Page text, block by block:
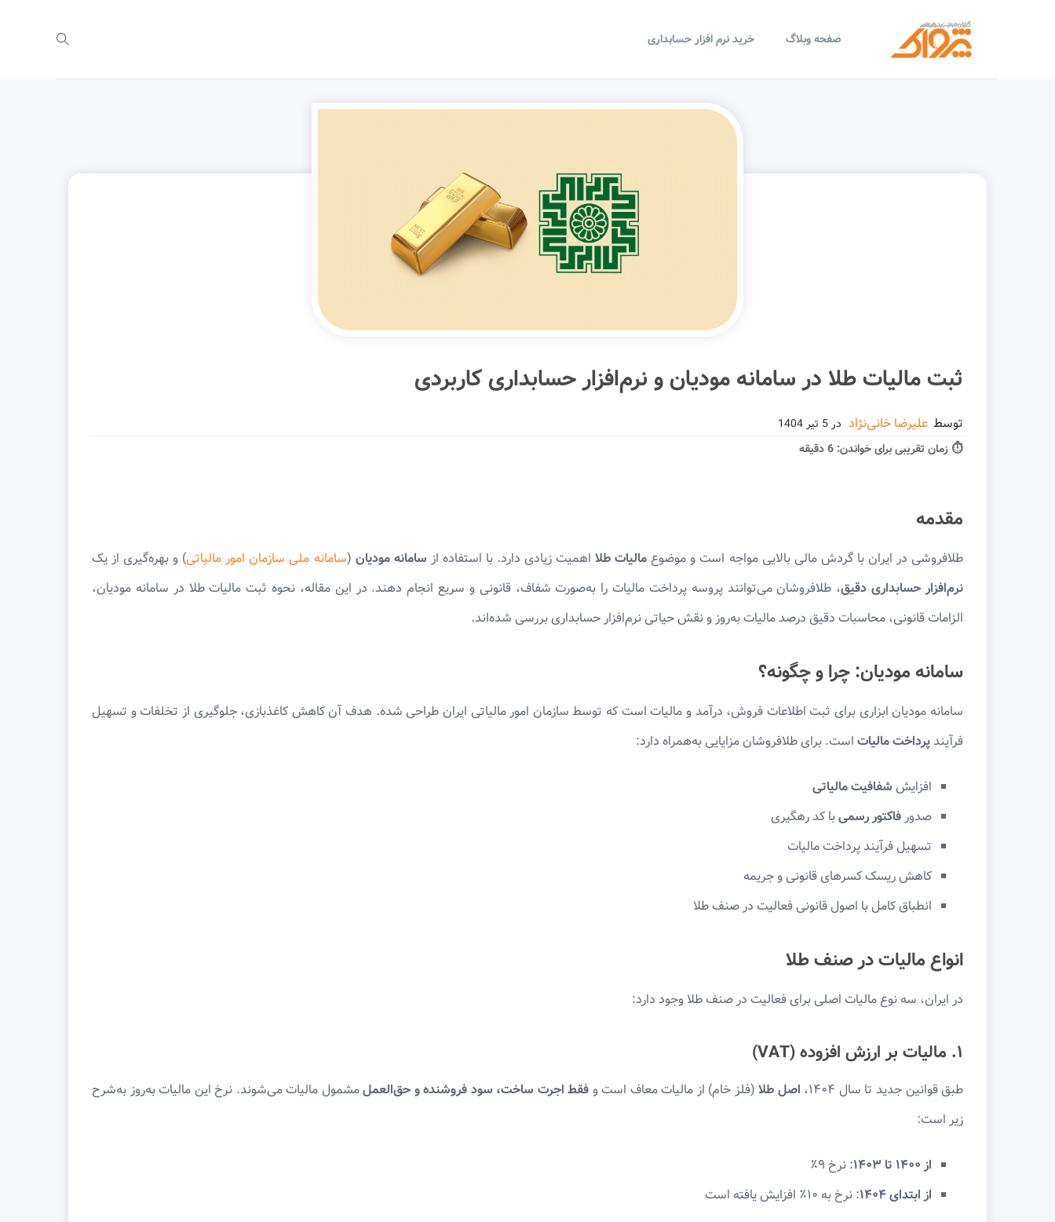
صفحه وبلاگ خرید نرم افزار حسابداری
ثبت مالیات طلا در سامانه مودیان و نرم‌افزار حسابداری کاربردی
توسط علیرضا خانی‌نژاد در
⏱ زمان تقریبی برای خواندن: 6 دقیقه
مقدمه
طلافروشی در ایران با گردش مالی بالایی مواجه است و موضوع مالیات طلااهمیت زیادی دارد. با استفاده از سامانه مودیان (سامانه ملی سازمان امور مالیاتی) و بهره‌گیری از یک
نرم‌افزار حسابداری دقیق، طلافروشان می‌توانند پروسه پرداخت مالیات را به‌صورت شفاف، قانونی و سریع انجام دهند. در این مقاله، نحوه ثبت مالیات طلا در سامانه مودیان،
الزامات قانونی، محاسبات دقیق درصد مالیات به‌روز و نقش حیاتی نرم‌افزار حسابداری بررسی شده‌اند.
سامانه مودیان: چرا و چگونه؟
سامانه مودیان ابزاری برای ثبت اطلاعات فروش، درآمد و مالیات است که توسط سازمان امور مالیاتی ایران طراحی شده. هدف آن کاهش کاغذبازی، جلوگیری از تخلفات و تسهیل
فرآیندپرداخت مالیات است. برای طلافروشان مزایایی به‌همراه دارد:
افزایش شفافیت مالیاتی
صدور فاکتور رسمیبا کد رهگیری
تسهیل فرآیند پرداخت مالیات
کاهش ریسک کسرهای قانونی و جریمه
انطباق کامل با اصول قانونی فعالیت در صنف طلا
انواع مالیات در صنف طلا
در ایران، سه نوع مالیات اصلی برای فعالیت در صنف طلا وجود دارد:
۱. مالیات بر ارزش افزوده (VAT)
طبق قوانین جدید تا سال ۱۴۰۴، اصل طلا(فلز خام) از مالیات معاف است و فقط اجرت ساخت، سود فروشنده و حق‌العملمشمول مالیات می‌شوند. نرخ این مالیات به‌روز به‌شرح
زیر است:
از ۱۴۰۰ تا ۱۴۰۳: نرخ ۹٪
از ابتدای۱۴۰۴: نرخ به ۱۰٪ افزایش یافته است